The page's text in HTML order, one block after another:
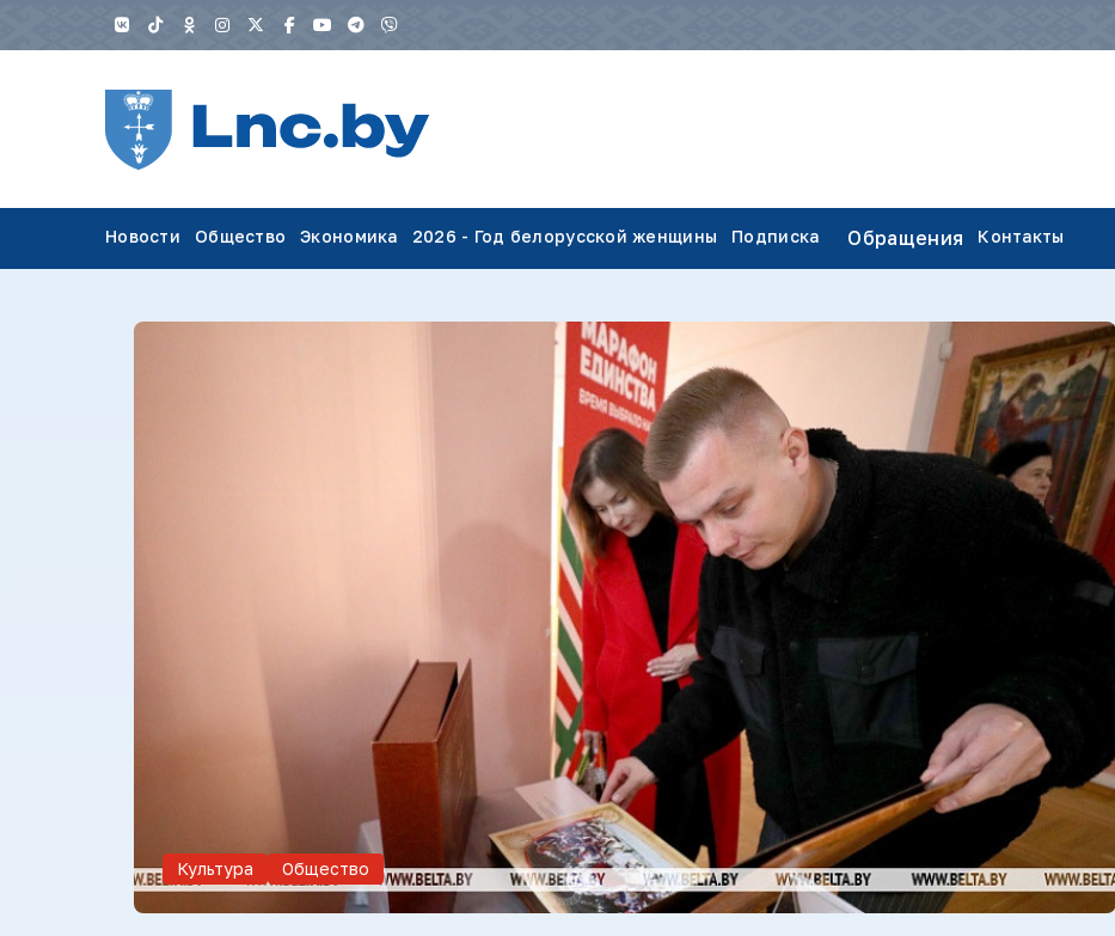
Новости Общество Экономика 2026 - Год белорусской женщины Подписка Обращения Контакты
Культура Общество